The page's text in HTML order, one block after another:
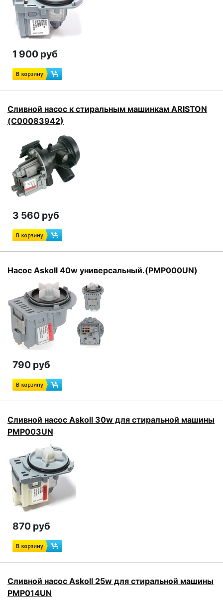
1 900 руб
Сливной насос к стиральным машинкам ARISTON
(C00083942)
3 560 руб
Насос Askoll 40w универсальный.(PMP000UN)
790 руб
Сливной насос Askoll 30w для стиральной машины
PMP003UN
870 руб
Сливной насос Askoll 25w для стиральной машины
PMP014UN